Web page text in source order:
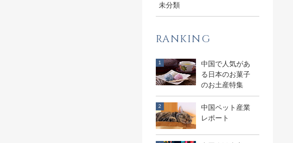
未分類
RANKING
中国で人気があ
る日本のお菓子
のお土産特集
中国ペット産業
レポート